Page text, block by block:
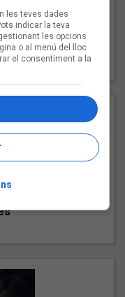
les teves dades
indicar la teva
les opcions
o al menú del lloc
el consentiment a la